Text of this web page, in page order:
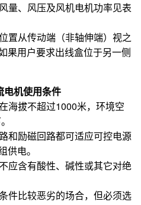
、风压及风机电机功率见表
置从传动端（非轴伸端）视之
果用户要求出线盒位于另一侧
电机使用条件
拔不超过1000米，环境空
励磁回路都可适应可控电源
供电。
含有酸性、碱性或其它对绝
比较恶劣的场合，但必须选